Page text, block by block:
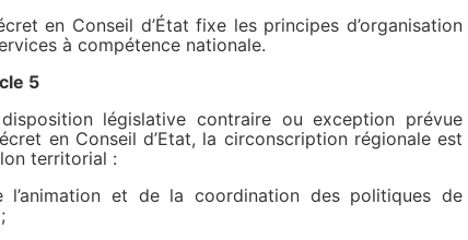
en Conseil d’État fixe les principes d’organisation
à compétence nationale.
5
législative contraire ou exception prévue
en Conseil d’Etat, la circonscription régionale est
territorial :
l’animation et de la coordination des politiques de